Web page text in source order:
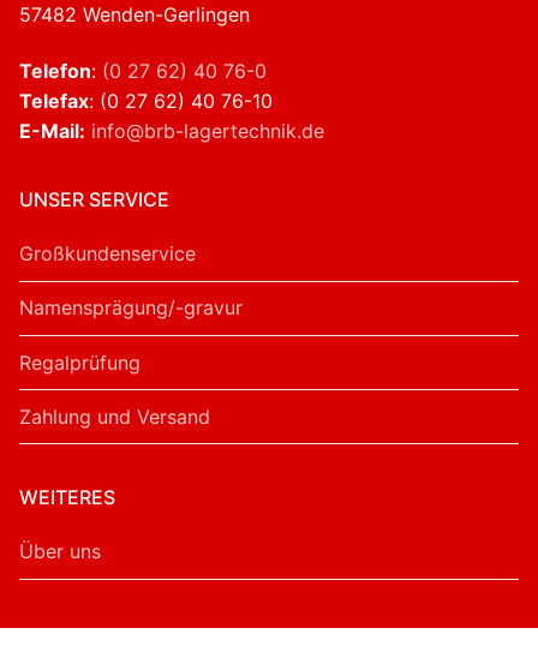
57482 Wenden-Gerlingen
Telefon: (0 27 62) 40 76-0
Telefax: (0 27 62) 40 76-10
E-Mail: info@brb-lagertechnik.de
UNSER SERVICE
Großkundenservice
Namensprägung/-gravur
Regalprüfung
Zahlung und Versand
WEITERES
Über uns